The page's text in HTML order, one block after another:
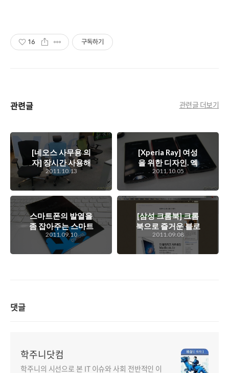
16 구독하기
관련글 관련글 더보기
[네오스 사무용 의
자] 장시간 사용해
도 몸에 무리가 덜한
좋은 편안한 사무용
의자. 네오스 T5,
2011.10.13
[Xperia Ray] 여성
을 위한 디자인. 엑
스페리아 레이에 담
겨있는 디자인 철학
은 뭘까?
2011.10.05
스마트폰의 발열을
좀 잡아주는 스마트
폰 쿨링패드. 던디
[DUNDEE]
2011.09.10
[삼성 크롬북] 크롬
북으로 즐거운 블로
깅을 해보면 어떨
까?
2011.09.08
댓글
학주니닷컴
학주니의 시선으로 본 IT 이슈와 사회 전반적인 이